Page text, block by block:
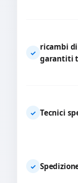
✓
ricambi
garantiti
✓ Tecnici
✓